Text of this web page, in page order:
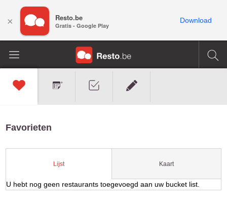
Favorieten
Lijst Kaart
U hebt nog geen restaurants toegevoegd aan uw bucket list.
× Resto.be
Gratis - Google Play
Download